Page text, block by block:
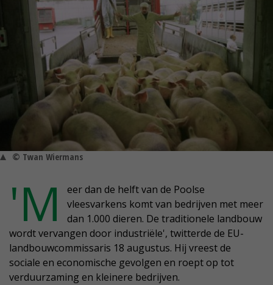
© Twan Wiermans
'M
eer dan de helft van de Poolse
vleesvarkens komt van bedrijven met meer
dan 1.000 dieren. De traditionele landbouw
wordt vervangen door industriële', twitterde de EU-
landbouwcommissaris 18 augustus. Hij vreest de
sociale en economische gevolgen en roept op tot
verduurzaming en kleinere bedrijven.